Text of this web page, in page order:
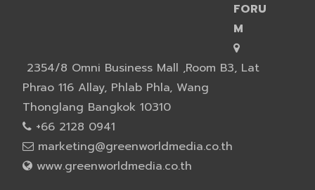
FORU
M
2354/8 Omni Business Mall ,Room B3, Lat
Phrao 116 Allay, Phlab Phla, Wang
Thonglang Bangkok 10310
+66 2128 0941
marketing@greenworldmedia.co.th
www.greenworldmedia.co.th